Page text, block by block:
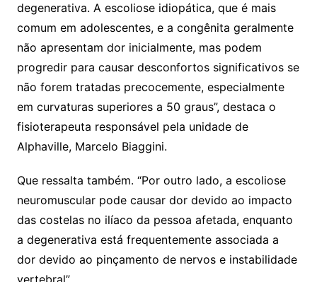
degenerativa. A escoliose idiopática, que é mais
comum em adolescentes, e a congênita geralmente
não apresentam dor inicialmente, mas podem
progredir para causar desconfortos significativos se
não forem tratadas precocemente, especialmente
em curvaturas superiores a 50 graus”, destaca o
fisioterapeuta responsável pela unidade de
Alphaville, Marcelo Biaggini.
Que ressalta também. “Por outro lado, a escoliose
neuromuscular pode causar dor devido ao impacto
das costelas no ilíaco da pessoa afetada, enquanto
a degenerativa está frequentemente associada a
dor devido ao pinçamento de nervos e instabilidade